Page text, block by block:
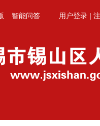
智能问答 用户登录 |